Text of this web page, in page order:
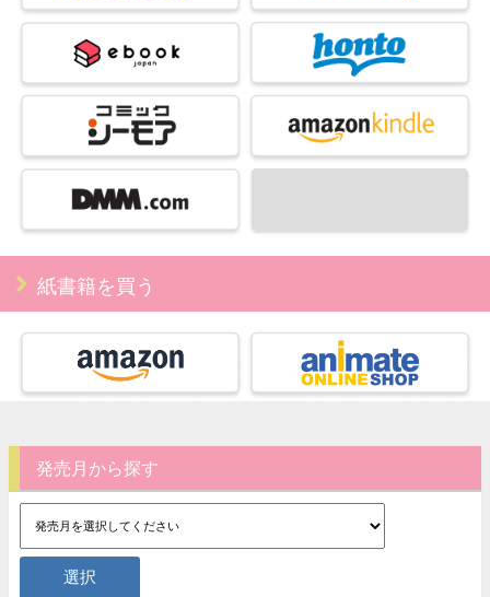
紙書籍を買う
発売月から探す